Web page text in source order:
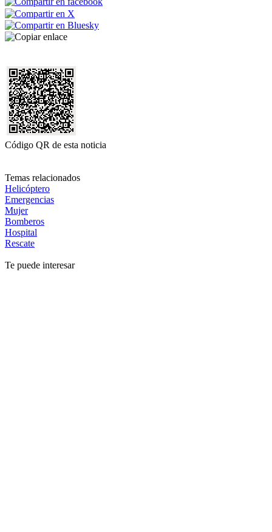
Código QR de esta noticia
Temas relacionados
Helicóptero
Emergencias
Mujer
Bomberos
Hospital
Rescate
Te puede interesar